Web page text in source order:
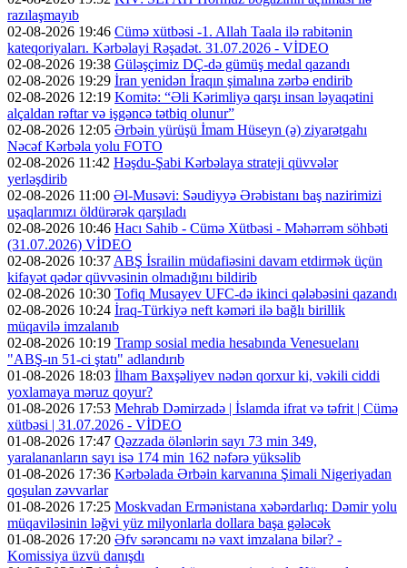
razılaşmayıb
02-08-2026 19:46 Cümə xütbəsi -1. Allah Taala ilə rabitənin
kateqoriyaları. Kərbəlayi Rəşadət. 31.07.2026 - VİDEO
02-08-2026 19:38 Güləşçimiz DÇ-də gümüş medal qazandı
02-08-2026 19:29 İran yenidən İraqın şimalına zərbə endirib
02-08-2026 12:19 Komitə: “Əli Kərimliyə qarşı insan ləyaqətini
alçaldan rəftar və işgəncə tətbiq olunur”
02-08-2026 12:05 Ərbəin yürüşü İmam Hüseyn (ə) ziyarətgahı
Nəcəf Kərbəla yolu FOTO
02-08-2026 11:42 Həşdu-Şabi Kərbəlaya strateji qüvvələr
yerləşdirib
02-08-2026 11:00 Əl-Musəvi: Səudiyyə Ərəbistanı baş nazirimizi
uşaqlarımızı öldürərək qarşıladı
02-08-2026 10:46 Hacı Sahib - Cümə Xütbəsi - Məhərrəm söhbəti
(31.07.2026) VİDEO
02-08-2026 10:37 ABŞ İsrailin müdafiəsini davam etdirmək üçün
kifayət qədər qüvvəsinin olmadığını bildirib
02-08-2026 10:30 Tofiq Musayev UFC-də ikinci qələbəsini qazandı
02-08-2026 10:24 İraq-Türkiyə neft kəməri ilə bağlı birillik
müqavilə imzalanıb
02-08-2026 10:19 Tramp sosial media hesabında Venesuelanı
"ABŞ-ın 51-ci ştatı" adlandırıb
01-08-2026 18:03 İlham Baxşəliyev nədən qorxur ki, vəkili ciddi
yoxlamaya məruz qoyur?
01-08-2026 17:53 Mehrab Dəmirzadə | İslamda ifrat və təfrit | Cümə
xütbəsi | 31.07.2026 - VİDEO
01-08-2026 17:47 Qəzzada ölənlərin sayı 73 min 349,
yaralananların sayı isə 174 min 162 nəfərə yüksəlib
01-08-2026 17:36 Kərbəlada Ərbəin karvanına Şimali Nigeriyadan
qoşulan zəvvarlar
01-08-2026 17:25 Moskvadan Ermənistana xəbərdarlıq: Dəmir yolu
müqaviləsinin ləğvi yüz milyonlarla dollara başa gələcək
01-08-2026 17:20 Əfv sərəncamı nə vaxt imzalana bilər? -
Komissiya üzvü danışdı